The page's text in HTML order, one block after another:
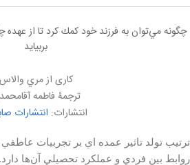
چگونه مي‌توان به فرزند خود كمك كرد تا از
بربيايد
کاری از مري والاس
ترجمۀ فاطمه
انتشارات: انتشارات
ترتيب تولد تاثير عمده اي بر تجربيات
روابط بين فردي و عملكرد تحصيلي آن‌ها